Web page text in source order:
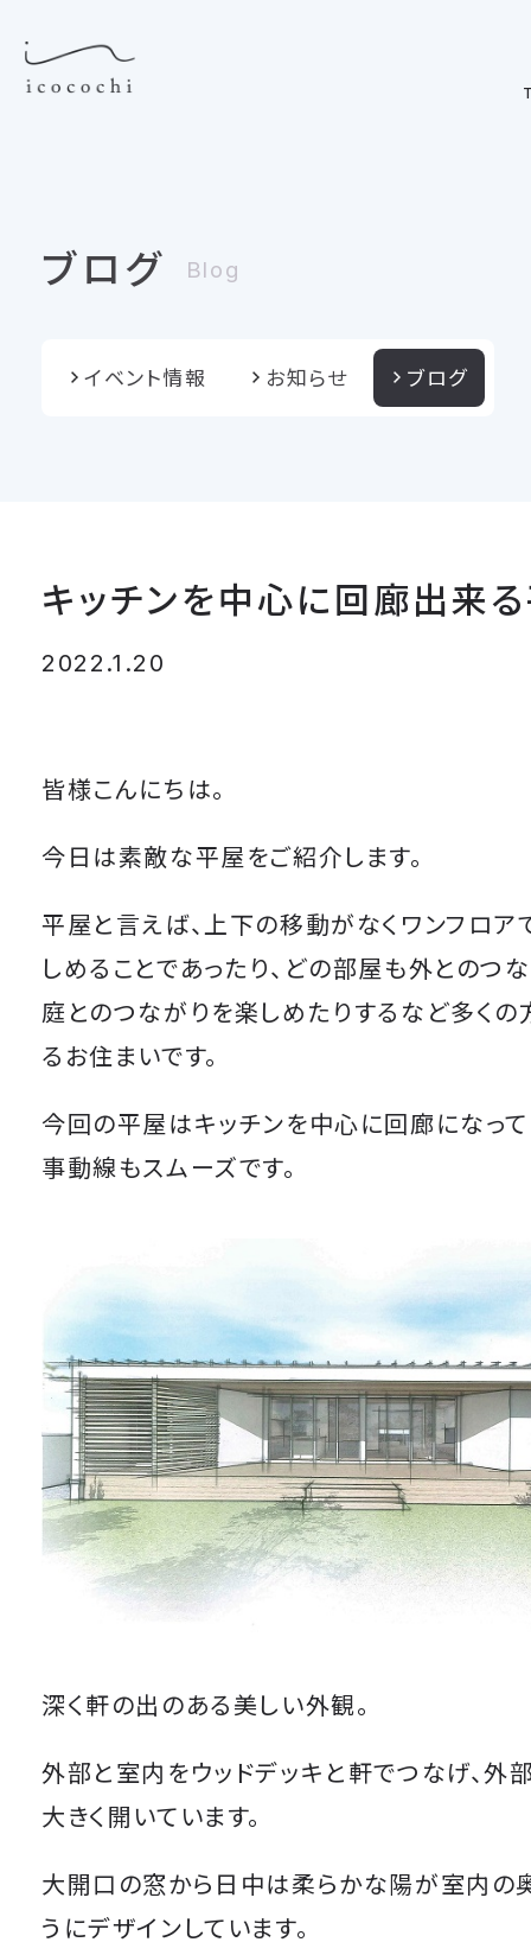
ブログ Blog
イベント情報 お知らせ ブログ
キッチンを中心に回廊出来
2022.1.20
皆様こんにちは。
今日は素敵な平屋をご紹介します。
平屋と言えば、上下の移動がなくワンフロア
しめることであったり、どの部屋も外とのつ
庭とのつながりを楽しめたりするなど多く
るお住まいです。
今回の平屋はキッチンを中心に回廊になって
事動線もスムーズです。
深く軒の出のある美しい外観。
外部と室内をウッドデッキと軒でつなげ、外
大きく開いています。
大開口の窓から日中は柔らかな陽が室内の
うにデザインしています。